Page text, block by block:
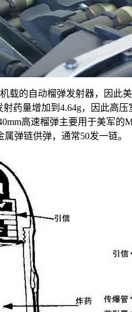
载的自动榴弹发射器，因此
药量增加到4.64g，因此高
高速榴弹主要用于美军的
属弹链供弹，通常50发一链。